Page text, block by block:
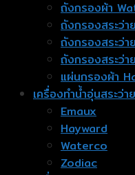
ถังกรองผ้า
ถังกรองสระว่
ถังกรองสระว่า
ถังกรองสระว่
แผ่นกรองผ้า
เครื่องทำน้ำอุ่นสระว่า
Emaux
Hayward
Waterco
Zodiac